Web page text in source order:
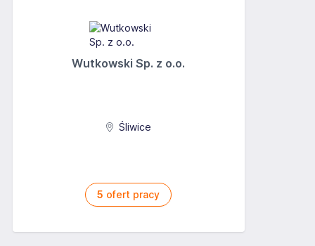
Wutkowski Sp. z o.o.
Śliwice
5 ofert pracy